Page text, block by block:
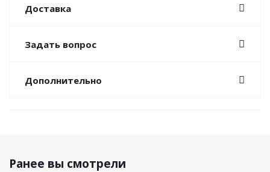
Доставка
Задать вопрос
Дополнительно
Ранее вы смотрели